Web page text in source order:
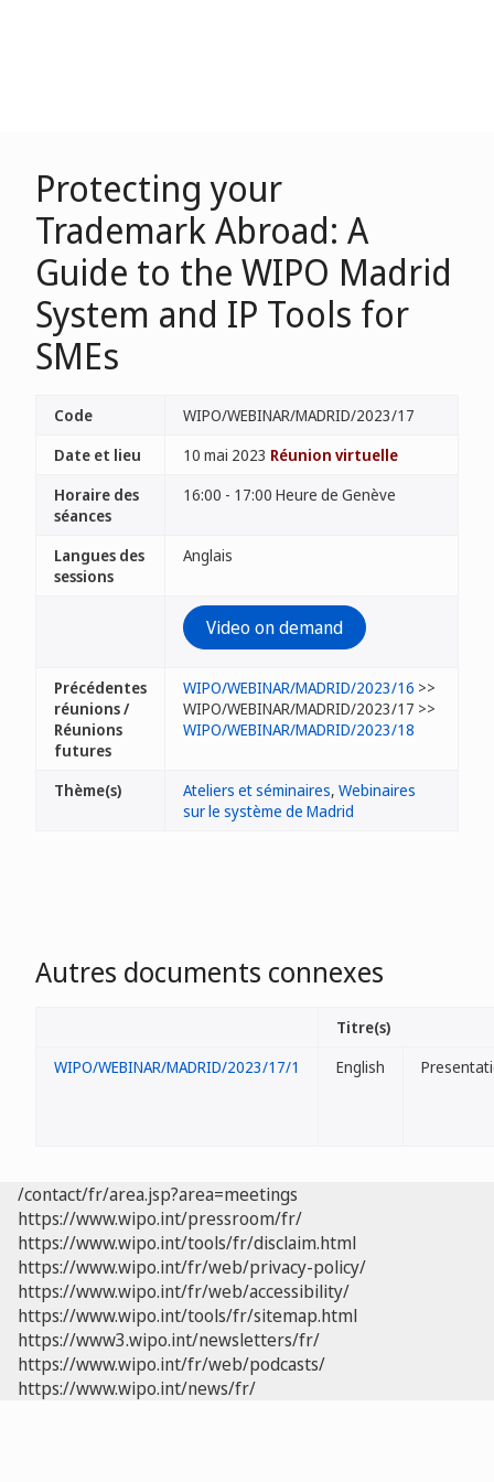
Protecting your
Trademark Abroad: A
Guide to the WIPO Madrid
System and IP Tools for
SMEs
Code
WIPO/WEBINAR/MADRID/2023/17
Date et lieu
10 mai 2023 Réunion virtuelle
Horaire des
séances
16:00 - 17:00 Heure de Genève
Langues des
sessions
Anglais
Video on demand
Précédentes
réunions /
Réunions
futures
WIPO/WEBINAR/MADRID/2023/16 >>
WIPO/WEBINAR/MADRID/2023/17 >>
WIPO/WEBINAR/MADRID/2023/18
Thème(s) Ateliers et séminaires, Webinaires
sur le système de Madrid
Autres documents connexes
Titre(s)
WIPO/WEBINAR/MADRID/2023/17/1
English
/contact/fr/area.jsp?area=meetings
https://www.wipo.int/pressroom/fr/
https://www.wipo.int/tools/fr/disclaim.html
https://www.wipo.int/fr/web/privacy-policy/
https://www.wipo.int/fr/web/accessibility/
https://www.wipo.int/tools/fr/sitemap.html
https://www3.wipo.int/newsletters/fr/
https://www.wipo.int/fr/web/podcasts/
https://www.wipo.int/news/fr/